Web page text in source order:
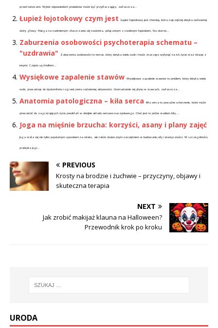
przed rodzicami. Wybór odpowiednich produktów może być przytłaczający, zwłaszcza...
Łupież łojotokowy czym jest Łupież łojotokowy jest chorobą, która najczęściej dotyka owłosionej
skóry głowy. Polega na nadmiernym złuszczaniu się naskórka, połączonym z nasilonym łojotokiem. Na skórze...
Zaburzenia osobowości psychoterapia schematu –
"uzdrawia"
Zaburzenia osobowości to temat, który dotyka wielu osób i może znacząco wpłynąć na ich życie oraz relacje z
innymi. Często są źródłem...
Wysiękowe zapalenie stawów Wysiękowe zapalenie stawów to problem, który dotyka wielu
osób, prowadząc do dyskomfortu i ograniczenia codziennej aktywności. Gromadzenie się płynu w stawach, zwłaszcza...
Anatomia patologiczna – kiła serca Kiła serca to poważne schorzenie, które może
prowadzić do zagrażających życiu powikłań w obrębie układu sercowo-naczyniowego. Choć jest to późne stadium kiły,...
Joga na mięśnie brzucha: korzyści, asany i plany zajęć
Joga stała się nie tylko popularnym sposobem na relaks, ale także skutecznym narzędziem w budowaniu siły i elastyczności. W szczególności,
praktyka jogi...
PREVIOUS
Krosty na brodzie i żuchwie – przyczyny, objawy i
skuteczna terapia
NEXT
Jak zrobić makijaż klauna na Halloween?
Przewodnik krok po kroku
URODA